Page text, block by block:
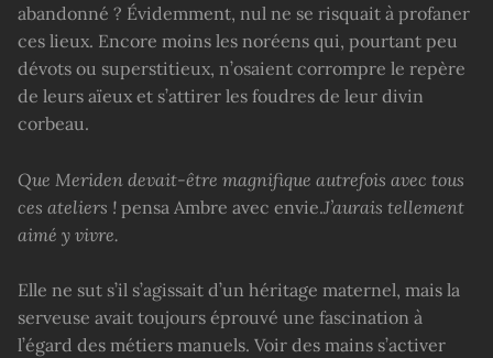
abandonné ? Évidemment, nul ne se risquait à profaner
ces lieux. Encore moins les noréens qui, pourtant peu
dévots ou superstitieux, n’osaient corrompre le repère
de leurs aïeux et s’attirer les foudres de leur divin
corbeau.
Que Meriden devait-être magnifique autrefois avec tous
ces ateliers ! pensa Ambre avec envie.J’aurais tellement
aimé y vivre.
Elle ne sut s’il s’agissait d’un héritage maternel, mais la
serveuse avait toujours éprouvé une fascination à
l’égard des métiers manuels. Voir des mains s’activer